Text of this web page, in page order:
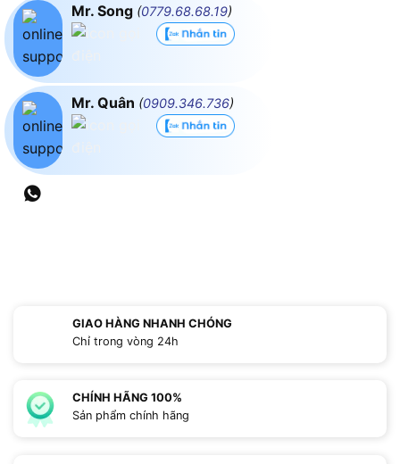
Mr. Song (0779.68.68.19)
Mr. Quân (0909.346.736)
GIAO HÀNG NHANH CHÓNG
Chỉ trong vòng 24h
CHÍNH HÃNG 100%
Sản phẩm chính hãng